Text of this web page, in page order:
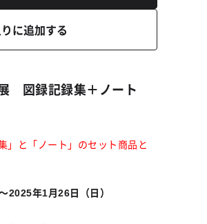
に追加する
図録記録集＋ノート
と「ノート」のセット商品と
2025年1月26日（日）